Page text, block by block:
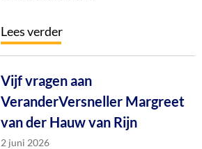
Lees verder
Vijf vragen aan
VeranderVersneller Margreet
van der Hauw van Rijn
2 juni 2026